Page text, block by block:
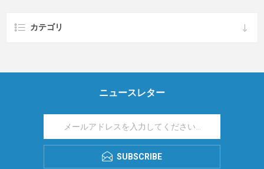
カテゴリ
ニュースレター
SUBSCRIBE